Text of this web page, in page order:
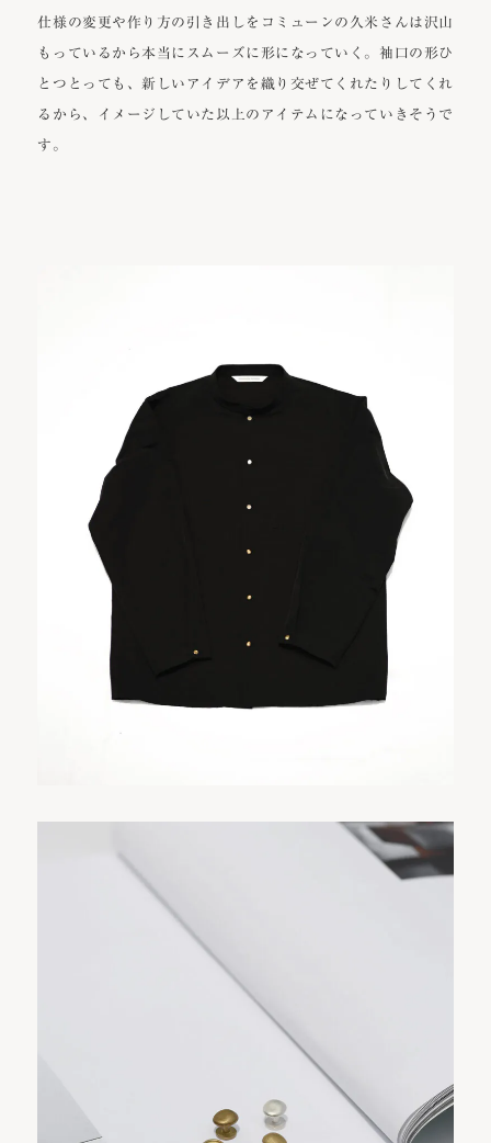
仕様の変更や作り方の引き出しをコミューンの久米さんは沢山
もっているから本当にスムーズに形になっていく。袖口の形ひ
とつとっても、新しいアイデアを織り交ぜてくれたりしてくれ
るから、イメージしていた以上のアイテムになっていきそうで
す。